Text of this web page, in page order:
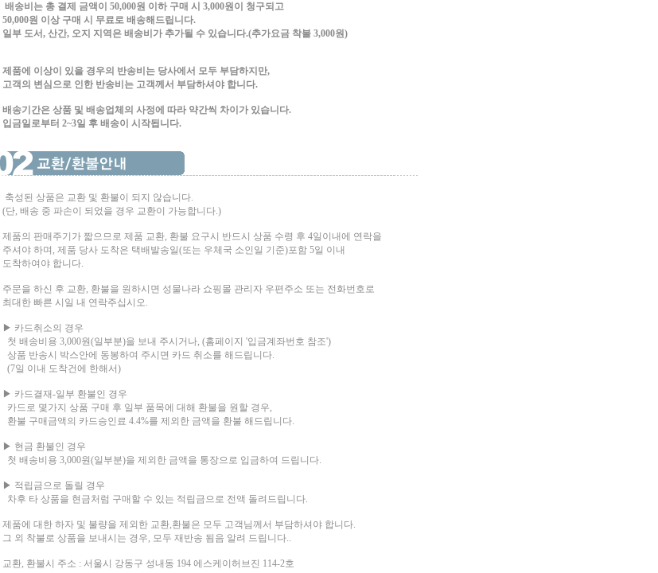
배송비는 총 결제 금액이 50,000원 이하 구매 시 3,000원이 청구되고
50,000원 이상 구매 시 무료로 배송해드립니다.
일부 도서, 산간, 오지 지역은 배송비가 추가될 수 있습니다.(추가요금 착불 3,000원)
제품에 이상이 있을 경우의 반송비는 당사에서 모두 부담하지만,
고객의 변심으로 인한 반송비는 고객께서 부담하셔야 합니다.
배송기간은 상품 및 배송업체의 사정에 따라 약간씩 차이가 있습니다.
입금일로부터 2~3일 후 배송이 시작됩니다.
축성된 상품은 교환 및 환불이 되지 않습니다.
(단, 배송 중 파손이 되었을 경우 교환이 가능합니다.)
제품의 판매주기가 짧으므로 제품 교환, 환불 요구시 반드시 상품 수령 후 4일이내에 연락을
주셔야 하며, 제품 당사 도착은 택배발송일(또는 우체국 소인일 기준)포함 5일 이내
도착하여야 합니다.
주문을 하신 후 교환, 환불을 원하시면 성물나라 쇼핑몰 관리자 우편주소 또는 전화번호로
최대한 빠른 시일 내 연락주십시오.
▶ 카드취소의 경우
첫 배송비용 3,000원(일부분)을 보내 주시거나, (홈페이지 '입금계좌번호 참조')
상품 반송시 박스안에 동봉하여 주시면 카드 취소를 해드립니다.
(7일 이내 도착건에 한해서)
▶ 카드결재-일부 환불인 경우
카드로 몇가지 상품 구매 후 일부 품목에 대해 환불을 원할 경우,
환불 구매금액의 카드승인료 4.4%를 제외한 금액을 환불 해드립니다.
▶ 현금 환불인 경우
첫 배송비용 3,000원(일부분)을 제외한 금액을 통장으로 입금하여 드립니다.
▶ 적립금으로 돌릴 경우
차후 타 상품을 현금처럼 구매할 수 있는 적립금으로 전액 돌려드립니다.
제품에 대한 하자 및 불량을 제외한 교환,환불은 모두 고객님께서 부담하셔야 합니다.
그 외 착불로 상품을 보내시는 경우, 모두 재반송 됨음 알려 드립니다..
교환, 환불시 주소 : 서울시 강동구 성내동 194 에스케이허브진 114-2호